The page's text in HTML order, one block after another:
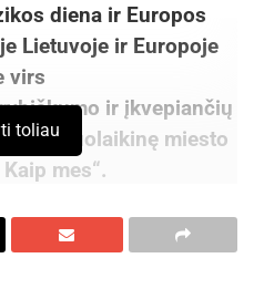
diena ir Europos
Lietuvoje ir Europoje
virs
ir įkvepiančių
ir šiuolaikinę miesto
mes“.
toliau